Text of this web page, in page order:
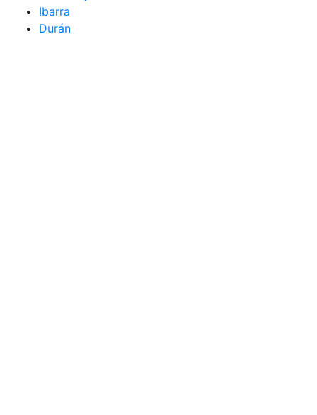
Ibarra
Durán